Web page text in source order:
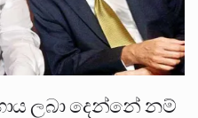
ලබා දෙන්නේ නම්